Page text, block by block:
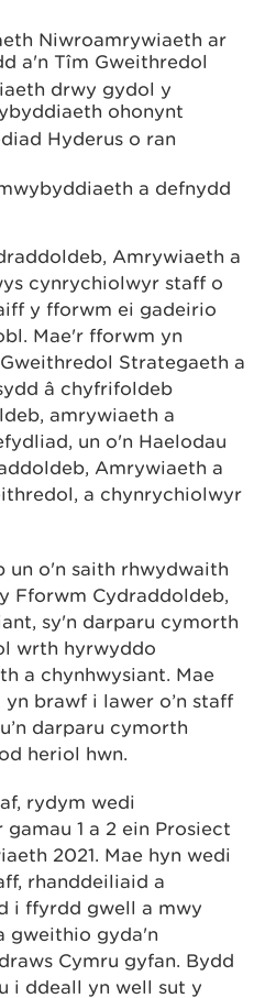
Niwroamrywiaeth ar
a'n Tîm Gweithredol
drwy gydol y
ohonynt
Hyderus o ran
a defnydd
Amrywiaeth a
cynrychiolwyr staff o
y fforwm ei gadeirio
Mae'r fforwm yn
Strategaeth a
â chyfrifoldeb
amrywiaeth a
un o'n Haelodau
Amrywiaeth a
a chynrychiolwyr
un o'n saith rhwydwaith
Fforwm Cydraddoldeb,
sy'n darparu cymorth
wrth hyrwyddo
a chynhwysiant. Mae
yn brawf i lawer o’n staff
darparu cymorth
heriol hwn.
rydym wedi
1 a 2 ein Prosiect
2021. Mae hyn wedi
rhanddeiliaid a
i ffyrdd gwell a mwy
gweithio gyda'n
Cymru gyfan. Bydd
i ddeall yn well sut y